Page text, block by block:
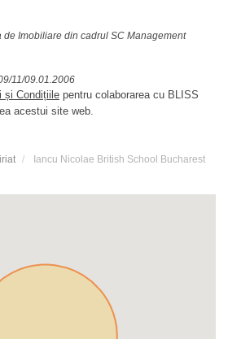
de Imobiliare din cadrul SC Management
11/09.01.2006
și Condițiile pentru colaborarea cu BLISS
acestui site web.
Iancu Nicolae British School Bucharest